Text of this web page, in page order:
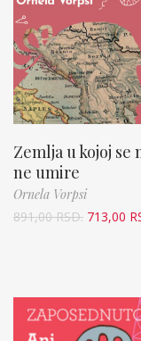
Zemlja u kojoj se
ne umire
Ornela Vorpsi
891,00RSD. 713,00